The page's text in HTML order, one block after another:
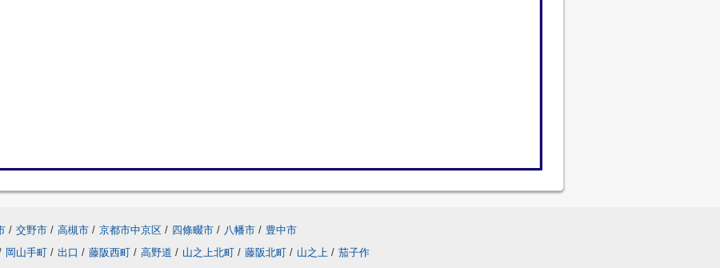
/ 交野市 / 高槻市 / 京都市中京区 / 四條畷市 / 八幡市 / 豊中市
岡山手町 / 出口 / 藤阪西町 / 高野道 / 山之上北町 / 藤阪北町 / 山之上 / 茄子作